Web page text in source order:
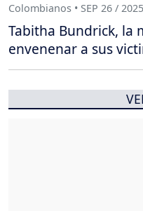
Colombianos • SEP 26 / 2025
Tabitha Bundrick, la
envenenar a sus